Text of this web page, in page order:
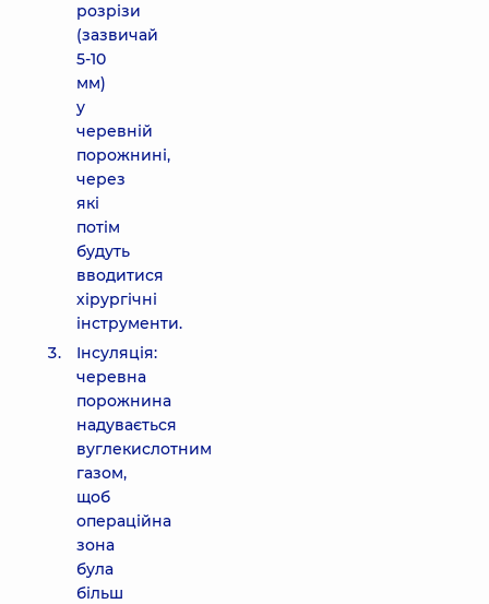
розрізи
(зазвичай
5-10
мм)
у
черевній
порожнині,
через
які
потім
будуть
вводитися
хірургічні
інструменти.
Інсуляція:
черевна
порожнина
надувається
вуглекислотним
газом,
щоб
операційна
зона
була
більш